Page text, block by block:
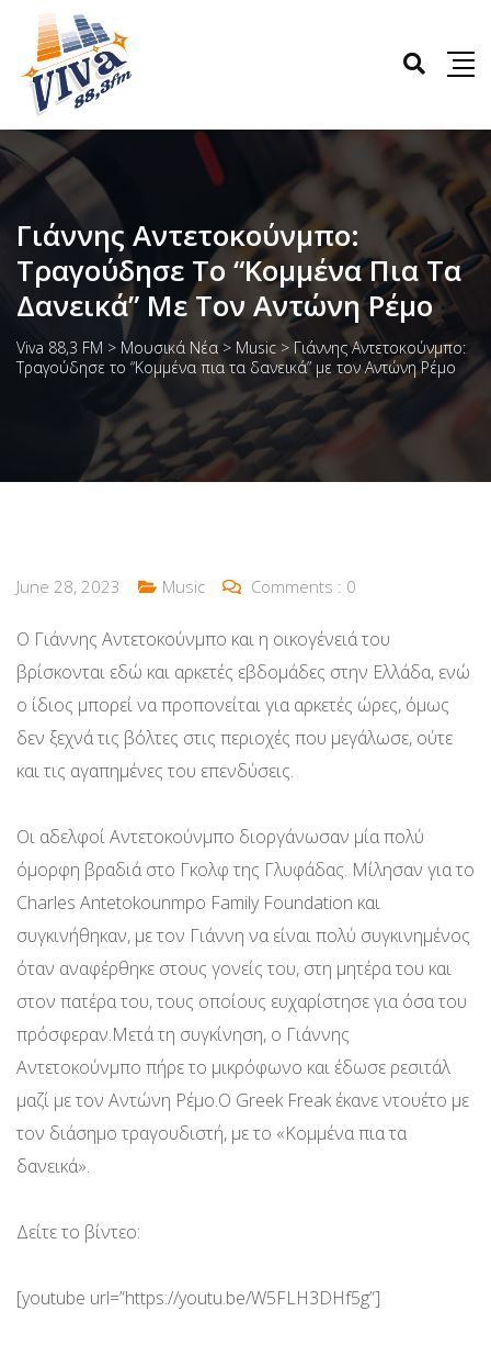
Γιάννης Αντετοκούνμπο:
Τραγούδησε Το “Κομμένα Πια Τα
Δανεικά” Με Τον Αντώνη Ρέμο
Viva 88,3 FM > Μουσικά Νέα > Music > Γιάννης Αντετοκούνμπο:
Τραγούδησε το “Κομμένα πια τα δανεικά” με τον Αντώνη Ρέμο
June 28, 2023 Music Comments : 0
Ο Γιάννης Αντετοκούνμπο και η οικογένειά του
βρίσκονται εδώ και αρκετές εβδομάδες στην Ελλάδα, ενώ
ο ίδιος μπορεί να προπονείται για αρκετές ώρες, όμως
δεν ξεχνά τις βόλτες στις περιοχές που μεγάλωσε, ούτε
και τις αγαπημένες του επενδύσεις.
Oι αδελφοί Αντετοκούνμπο διοργάνωσαν μία πολύ
όμορφη βραδιά στο Γκολφ της Γλυφάδας. Μίλησαν για το
Charles Antetokounmpo Family Foundation και
συγκινήθηκαν, με τον Γιάννη να είναι πολύ συγκινημένος
όταν αναφέρθηκε στους γονείς του, στη μητέρα του και
στον πατέρα του, τους οποίους ευχαρίστησε για όσα του
πρόσφεραν.Μετά τη συγκίνηση, ο Γιάννης
Αντετοκούνμπο πήρε το μικρόφωνο και έδωσε ρεσιτάλ
μαζί με τον Αντώνη Ρέμο.Ο Greek Freak έκανε ντουέτο με
τον διάσημο τραγουδιστή, με το «Κομμένα πια τα
δανεικά».
Δείτε το βίντεο:
[youtube url=”https://youtu.be/W5FLH3DHf5g”]